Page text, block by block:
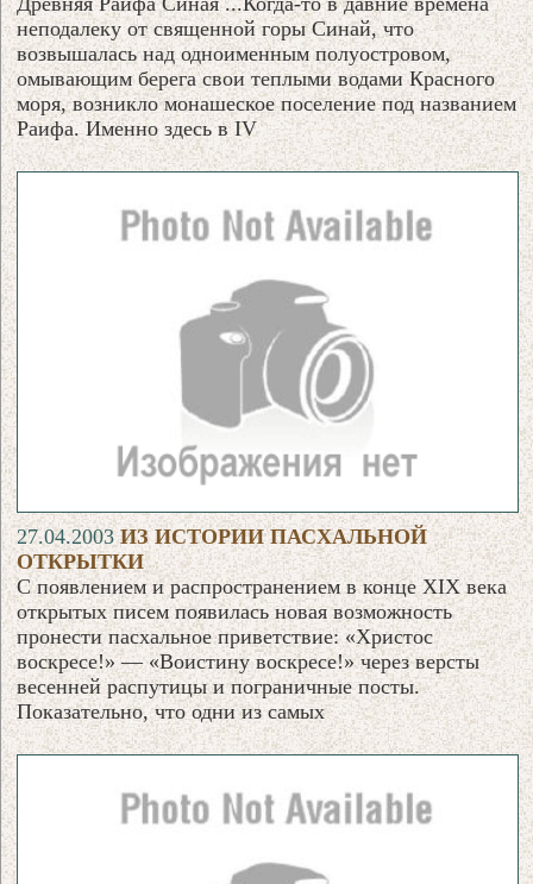
неподалеку от священной горы Синай, что
возвышалась над одноименным полуостровом,
омывающим берега свои теплыми водами Красного
моря, возникло монашеское поселение под названием
Раифа. Именно здесь в IV
27.04.2003ИЗ ИСТОРИИ ПАСХАЛЬНОЙ
ОТКРЫТКИ
С появлением и распространением в конце XIX века
открытых писем появилась новая возможность
пронести пасхальное приветствие: «Христос
воскресе!» — «Воистину воскресе!» через версты
весенней распутицы и пограничные посты.
Показательно, что одни из самых